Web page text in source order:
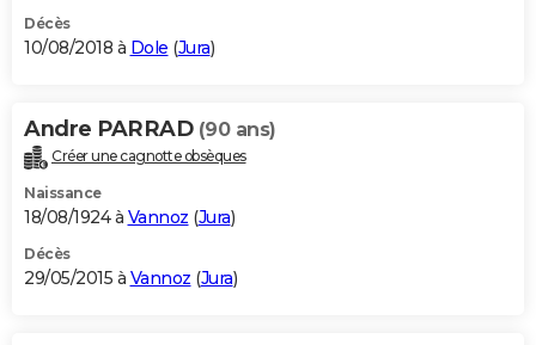
Décès
10/08/2018 à Dole (Jura)
Andre PARRAD (90 ans)
Créer une cagnotte obsèques
Naissance
18/08/1924 à Vannoz (Jura)
Décès
29/05/2015 à Vannoz (Jura)